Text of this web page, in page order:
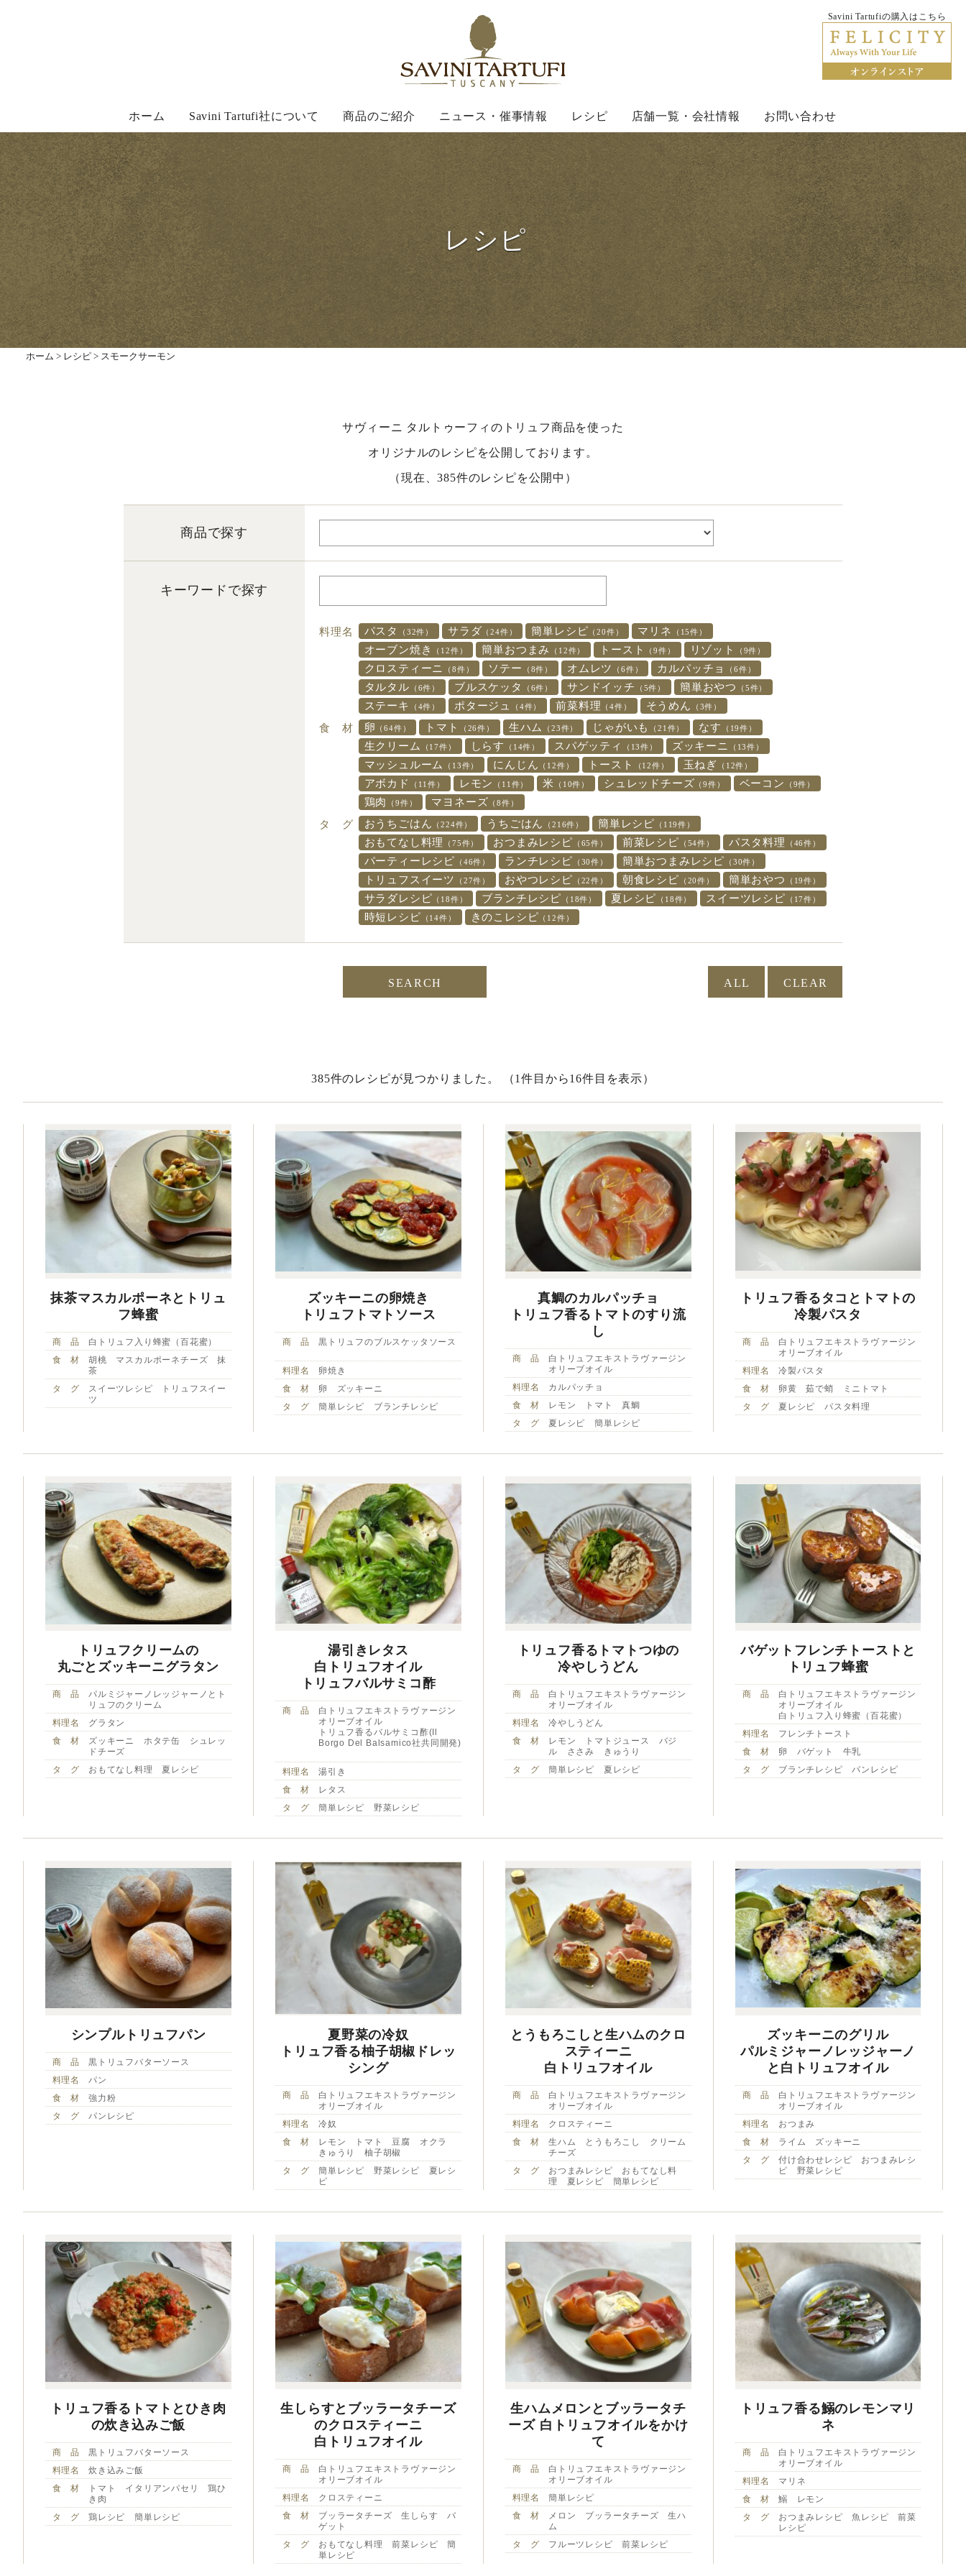
ホーム Savini Tartufi社について 商品のご紹介 ニュース・催事情報 レシピ 店舗一覧・会社情報 お問い合わせ
Savini Tartufiの購入はこちら
レシピ
ホーム > レシピ > スモークサーモン
サヴィーニ タルトゥーフィのトリュフ商品を使った
オリジナルのレシピを公開しております。
（現在、385件のレシピを公開中）
商品で探す
キーワードで探す
料理名 パスタ （32件） サラダ （24件） 簡単レシピ （20件） マリネ （15件）
オーブン焼き （12件） 簡単おつまみ （12件） トースト （9件） リゾット （9件）
クロスティーニ （8件） ソテー （8件） オムレツ （6件） カルパッチョ （6件）
タルタル （6件） ブルスケッタ （6件） サンドイッチ （5件） 簡単おやつ （5件）
ステーキ （4件） ポタージュ （4件） 前菜料理 （4件） そうめん （3件）
食 材 卵 （64件） トマト （26件） 生ハム （23件） じゃがいも （21件） なす （19件）
生クリーム （17件） しらす （14件） スパゲッティ （13件） ズッキーニ （13件）
マッシュルーム （13件） にんじん （12件） トースト （12件） 玉ねぎ （12件）
アボカド （11件） レモン （11件） 米 （10件） シュレッドチーズ （9件） ベーコン （9件）
鶏肉 （9件） マヨネーズ （8件）
タ グ おうちごはん （224件） うちごはん （216件） 簡単レシピ （119件）
おもてなし料理 （75件） おつまみレシピ （65件） 前菜レシピ （54件） パスタ料理 （46件）
パーティーレシピ （46件） ランチレシピ （30件） 簡単おつまみレシピ （30件）
トリュフスイーツ （27件） おやつレシピ （22件） 朝食レシピ （20件） 簡単おやつ （19件）
サラダレシピ （18件） ブランチレシピ （18件） 夏レシピ （18件） スイーツレシピ （17件）
時短レシピ （14件） きのこレシピ （12件）
ALL
385件のレシピが見つかりました。 （1件目から16件目を表示）
抹茶マスカルポーネとトリュ
フ蜂蜜
商 品
白トリュフ入り蜂蜜（百花蜜）
食 材
胡桃 マスカルポーネチーズ 抹
茶
タ グ
スイーツレシピ トリュフスイー
ツ
ズッキーニの卵焼き
トリュフトマトソース
商 品 黒トリュフのブルスケッタソース
料理名
卵焼き
食 材
卵 ズッキーニ
タ グ
簡単レシピ ブランチレシピ
真鯛のカルパッチョ
トリュフ香るトマトのすり流
し
商 品
白トリュフエキストラヴァージン
オリーブオイル
料理名
カルパッチョ
食 材
レモン トマト 真鯛
タ グ
夏レシピ 簡単レシピ
トリュフ香るタコとトマトの
冷製パスタ
商 品
白トリュフエキストラヴァージン
オリーブオイル
料理名
冷製パスタ
食 材
卵黄 茹で蛸 ミニトマト
タ グ
夏レシピ パスタ料理
トリュフクリームの
丸ごとズッキーニグラタン
商 品
パルミジャーノレッジャーノとト
リュフのクリーム
料理名
グラタン
食 材
ズッキーニ ホタテ缶 シュレッ
ドチーズ
タ グ
おもてなし料理 夏レシピ
湯引きレタス
白トリュフオイル
トリュフバルサミコ酢
商 品
白トリュフエキストラヴァージン
オリーブオイル
トリュフ香るバルサミコ酢(Il
Borgo Del Balsamico社共同開発)
料理名
湯引き
食 材
レタス
タ グ
簡単レシピ 野菜レシピ
トリュフ香るトマトつゆの
冷やしうどん
商 品
白トリュフエキストラヴァージン
オリーブオイル
料理名
冷やしうどん
食 材
レモン トマトジュース バジ
ル ささみ きゅうり
タ グ
簡単レシピ 夏レシピ
バゲットフレンチトーストと
トリュフ蜂蜜
商 品
白トリュフエキストラヴァージン
オリーブオイル
白トリュフ入り蜂蜜（百花蜜）
料理名
フレンチトースト
食 材
卵 バゲット 牛乳
タ グ
ブランチレシピ パンレシピ
シンプルトリュフパン
商 品
黒トリュフバターソース
料理名
パン
食 材
強力粉
タ グ
パンレシピ
夏野菜の冷奴
トリュフ香る柚子胡椒ドレッ
シング
商 品
白トリュフエキストラヴァージン
オリーブオイル
料理名
冷奴
食 材
レモン トマト 豆腐 オクラ
きゅうり 柚子胡椒
タ グ
簡単レシピ 野菜レシピ 夏レシ
ピ
とうもろこしと生ハムのクロ
スティーニ
白トリュフオイル
商 品
白トリュフエキストラヴァージン
オリーブオイル
料理名
クロスティーニ
食 材
生ハム とうもろこし クリーム
チーズ
タ グ
おつまみレシピ おもてなし料
理 夏レシピ 簡単レシピ
ズッキーニのグリル
パルミジャーノレッジャーノ
と白トリュフオイル
商 品
白トリュフエキストラヴァージン
オリーブオイル
料理名
おつまみ
食 材
ライム ズッキーニ
タ グ
付け合わせレシピ おつまみレシ
ピ 野菜レシピ
トリュフ香るトマトとひき肉
の炊き込みご飯
商 品
黒トリュフバターソース
料理名
炊き込みご飯
食 材
トマト イタリアンパセリ 鶏ひ
き肉
タ グ
鶏レシピ 簡単レシピ
生しらすとブッラータチーズ
のクロスティーニ
白トリュフオイル
商 品
白トリュフエキストラヴァージン
オリーブオイル
料理名
クロスティーニ
食 材
ブッラータチーズ 生しらす バ
ゲット
タ グ
おもてなし料理 前菜レシピ 簡
単レシピ
生ハムメロンとブッラータチ
ーズ 白トリュフオイルをかけ
て
商 品
白トリュフエキストラヴァージン
オリーブオイル
料理名
簡単レシピ
食 材
メロン ブッラータチーズ 生ハ
ム
タ グ
フルーツレシピ 前菜レシピ
トリュフ香る鰯のレモンマリ
ネ
商 品
白トリュフエキストラヴァージン
オリーブオイル
料理名
マリネ
食 材
鰯 レモン
タ グ
おつまみレシピ 魚レシピ 前菜
レシピ